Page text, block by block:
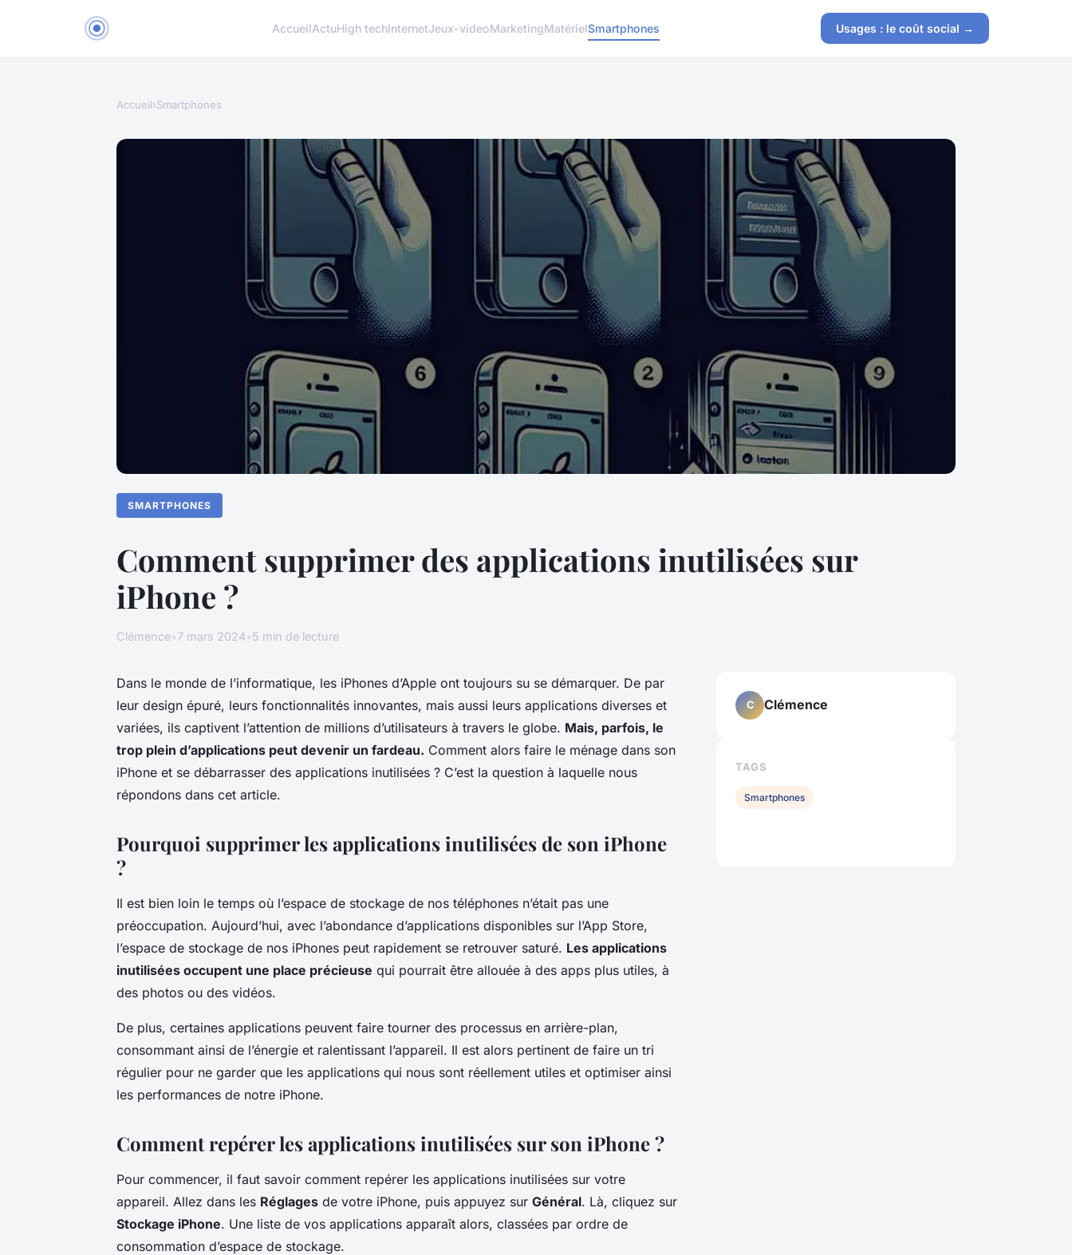
AccueilActuHigh techInternetJeux-videoMarketingMatérielSmartphones Usages : le coût social →
Accueil›Smartphones
SMARTPHONES
Comment supprimer des applications inutilisées sur
iPhone ?
Clémence•7 mars 2024•5 min de lecture
Dans le monde de l’informatique, les iPhones d’Apple ont toujours su se démarquer. De par
leur design épuré, leurs fonctionnalités innovantes, mais aussi leurs applications diverses et
variées, ils captivent l’attention de millions d’utilisateurs à travers le globe. Mais, parfois, le
trop plein d’applications peut devenir un fardeau. Comment alors faire le ménage dans son
iPhone et se débarrasser des applications inutilisées ? C’est la question à laquelle nous
répondons dans cet article.
Pourquoi supprimer les applications inutilisées de son iPhone
?
Il est bien loin le temps où l’espace de stockage de nos téléphones n’était pas une
préoccupation. Aujourd’hui, avec l’abondance d’applications disponibles sur l’App Store,
l’espace de stockage de nos iPhones peut rapidement se retrouver saturé. Les applications
inutilisées occupent une place précieuse qui pourrait être allouée à des apps plus utiles, à
des photos ou des vidéos.
De plus, certaines applications peuvent faire tourner des processus en arrière-plan,
consommant ainsi de l’énergie et ralentissant l’appareil. Il est alors pertinent de faire un tri
régulier pour ne garder que les applications qui nous sont réellement utiles et optimiser ainsi
les performances de notre iPhone.
Comment repérer les applications inutilisées sur son iPhone ?
Pour commencer, il faut savoir comment repérer les applications inutilisées sur votre
appareil. Allez dans les Réglages de votre iPhone, puis appuyez sur Général. Là, cliquez sur
Stockage iPhone. Une liste de vos applications apparaît alors, classées par ordre de
consommation d’espace de stockage.
C Clémence
TAGS
Smartphones